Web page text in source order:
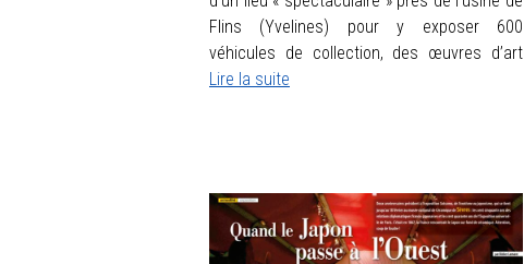
Flins (Yvelines) pour y exposer 600
véhicules de collection, des œuvres d’art
Lire la suite